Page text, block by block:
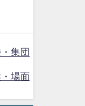
集団
場面